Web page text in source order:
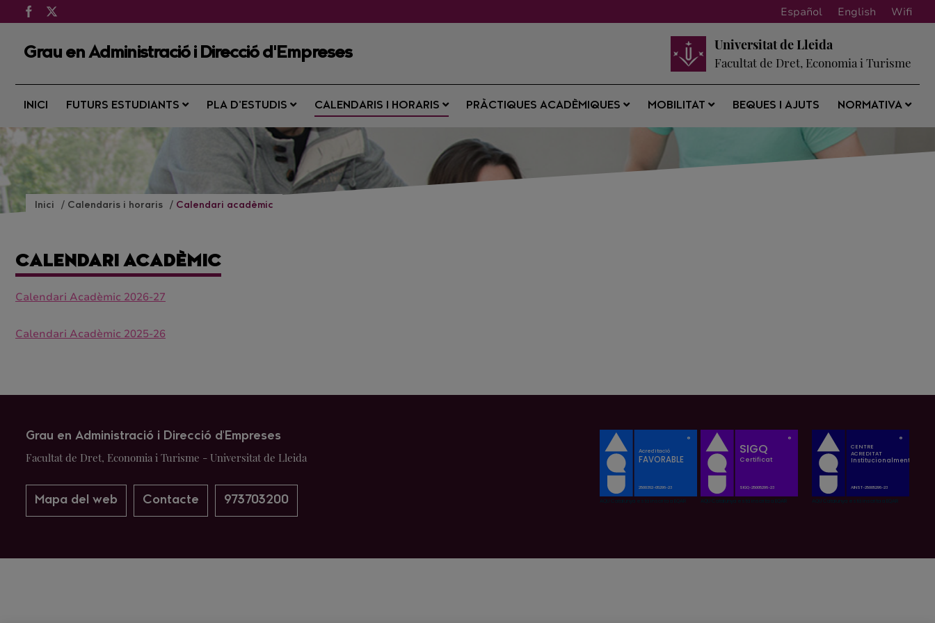
Español English Wifi
Grau en Administració i Direcció d'Empreses
Universitat de Lleida
Facultat de Dret, Economia i Turisme
INICI FUTURS ESTUDIANTS PLA D’ESTUDIS CALENDARIS I HORARIS PRÀCTIQUES ACADÈMIQUES MOBILITAT BEQUES I AJUTS NORMATIVA
Inici Calendaris i horaris Calendari acadèmic
CALENDARI ACADÈMIC
Calendari Acadèmic 2026-27
Calendari Acadèmic 2025-26
Grau en Administració i Direcció d'Empreses
Facultat de Dret, Economia i Turisme - Universitat de Lleida
Mapa del web Contacte 973703200